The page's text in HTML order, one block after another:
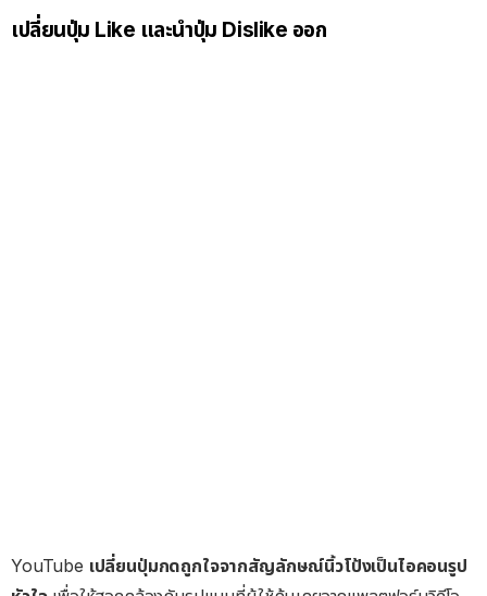
เปลี่ยนปุ่ม Like และนำปุ่ม Dislike ออก
YouTube เปลี่ยนปุ่มกดถูกใจจากสัญลักษณ์นิ้วโป้งเป็นไอคอนรูป